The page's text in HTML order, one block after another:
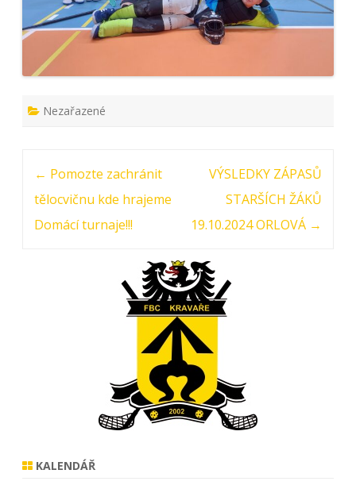
Nezařazené
← Pomozte zachránit
tělocvičnu kde hrajeme
Domácí turnaje!!!
VÝSLEDKY ZÁPASŮ
STARŠÍCH ŽÁKŮ
19.10.2024 ORLOVÁ →
KALENDÁŘ